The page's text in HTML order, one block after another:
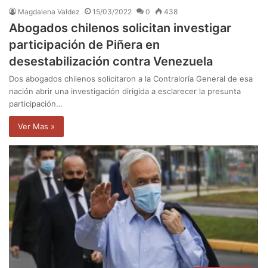
Magdalena Valdez 15/03/2022 0 438
Abogados chilenos solicitan investigar
participación de Piñera en
desestabilización contra Venezuela
Dos abogados chilenos solicitaron a la Contraloría General de esa
nación abrir una investigación dirigida a esclarecer la presunta
participación…
Ver Mas »